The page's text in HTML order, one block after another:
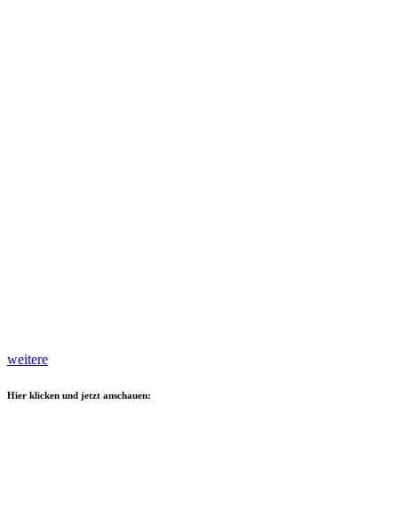
weitere
Hier klicken und jetzt anschauen: